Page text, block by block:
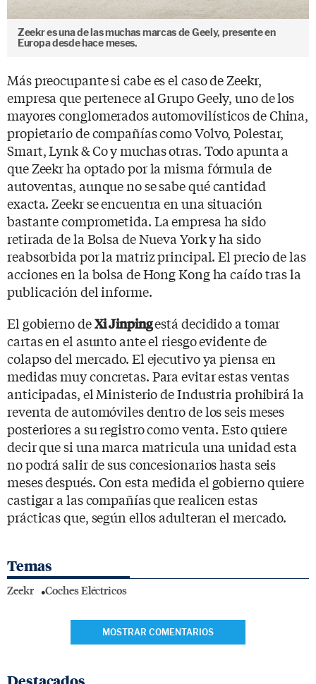
Zeekr es una de las muchas marcas de Geely, presente en
Europa desde hace meses.
Más preocupante si cabe es el caso de Zeekr,
empresa que pertenece al Grupo Geely, uno de los
mayores conglomerados automovilísticos de China,
propietario de compañías como Volvo, Polestar,
Smart, Lynk & Co y muchas otras. Todo apunta a
que Zeekr ha optado por la misma fórmula de
autoventas, aunque no se sabe qué cantidad
exacta. Zeekr se encuentra en una situación
bastante comprometida. La empresa ha sido
retirada de la Bolsa de Nueva York y ha sido
reabsorbida por la matriz principal. El precio de las
acciones en la bolsa de Hong Kong ha caído tras la
publicación del informe.
El gobierno deXi Jinpingestá decidido a tomar
cartas en el asunto ante el riesgo evidente de
colapso del mercado. El ejecutivo ya piensa en
medidas muy concretas. Para evitar estas ventas
anticipadas, el Ministerio de Industria prohibirá la
reventa de automóviles dentro de los seis meses
posteriores a su registro como venta. Esto quiere
decir que si una marca matricula una unidad esta
no podrá salir de sus concesionarios hasta seis
meses después. Con esta medida el gobierno quiere
castigar a las compañías que realicen estas
prácticas que, según ellos adulteran el mercado.
Temas
Zeekr Coches Eléctricos
MOSTRAR COMENTARIOS